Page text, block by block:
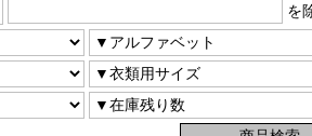
を